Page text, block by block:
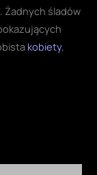
. Żadnych śladów
kobiety,